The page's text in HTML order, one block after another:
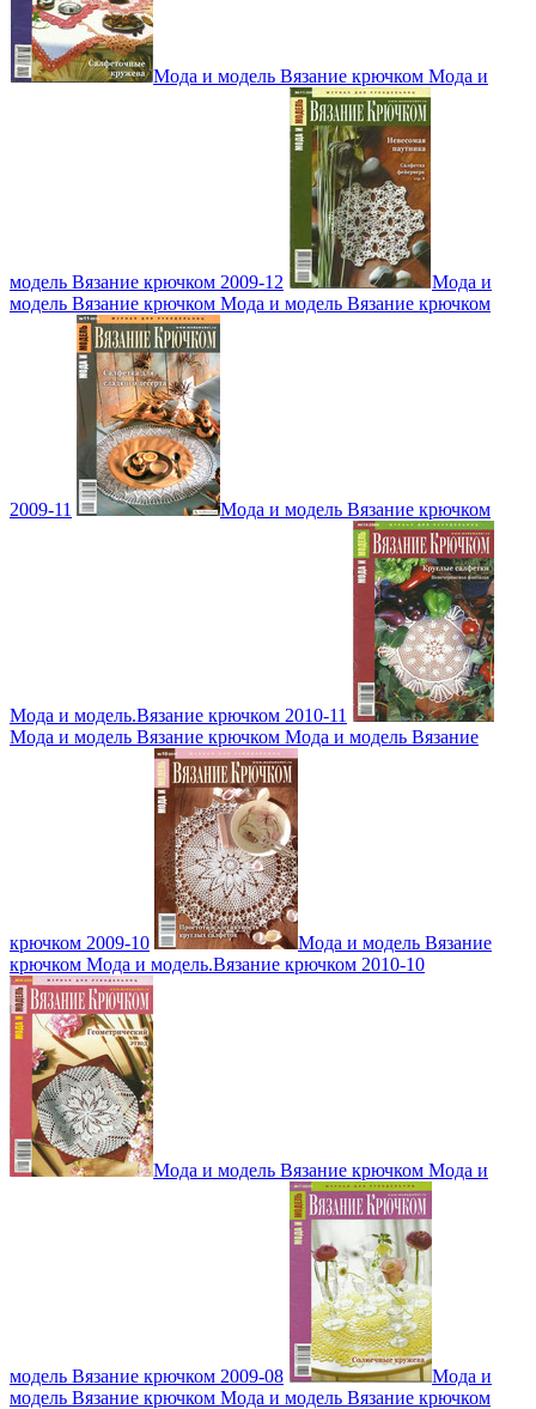
Мода и модель Вязание крючком Мода и
модель Вязание крючком 2009-12
Мода и
модель Вязание крючком Мода и модель Вязание крючком
2009-11 Мода и модель Вязание крючком
Мода и модель.Вязание крючком 2010-11
Мода и модель Вязание крючком Мода и модель Вязание
крючком 2009-10
Мода и модель Вязание
крючком Мода и модель.Вязание крючком 2010-10
Мода и модель Вязание крючком Мода и
модель Вязание крючком 2009-08
Мода и
модель Вязание крючком Мода и модель Вязание крючком